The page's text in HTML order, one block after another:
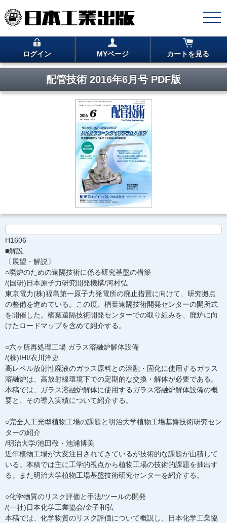
ログイン MYページ カートを見る
配管技術 2016年6月号 PDF版
H1606
■解説
〔展望・解説〕
○廃炉のための遠隔技術に係る研究基盤の構築
/(国研)日本原子力研究開発機構/河村弘
東京電力(株)福島第一原子力発電所の廃止措置に向けて、研究拠点
の整備を進めている。この度、楢葉遠隔技術開発センターの開所式
を開催した。楢葉遠隔技術開発センターでの取り組みを、廃炉に向
けたロードマップを含めて紹介する。
○六ヶ所再処理工場 ガラス溶融炉解体設備
/(株)IHI/衣川洋史
高レベル放射性廃液のガラス原料との溶融・固化に使用するガラス
溶融炉は、高放射線環境下での定期的な交換・解体が必要である。
本稿では、ガラス溶融炉解体に使用するガラス溶融炉解体設備の概
要と、その導入実績について紹介する。
○完全人工光型植物工場の課題と明治大学植物工場基盤技術研究セン
ターの紹介
/明治大学/池田敬・池浦博美
近年植物工場が大変注目されてきているが技術的な課題が山積して
いる。本稿では主に工学的視点から植物工場の技術的課題を抽出す
る。また明治大学植物工場基盤技術研究センターを紹介する。
○化学物質のリスク評価と手法/ツールの開発
/(一社)日本化学工業協会/金子和弘
本稿では、化学物質のリスク評価について概説し、日本化学工業協